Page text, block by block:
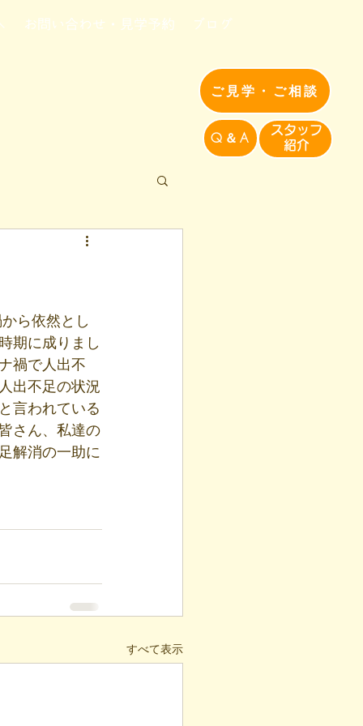
ご見学・ご相談
Q＆A
​スタッフ
紹介​
お問い合わせ・見学予約 ブログ
ら依然とし
期に成りまし
禍で人出不
出不足の状況
言われている
さん、私達の
解消の一助に
すべて表示